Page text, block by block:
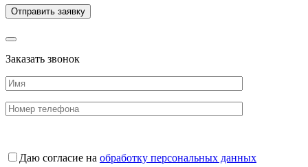
Заказать звонок
Даю согласие на обработку персональных данных